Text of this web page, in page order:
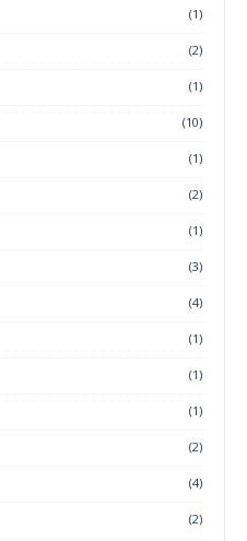
(1)
(2)
(1)
(10)
(1)
(2)
(1)
(3)
(4)
(1)
(1)
(1)
(2)
(4)
(2)